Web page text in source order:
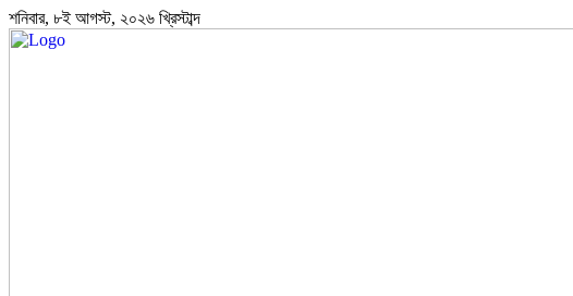
শনিবার, ৮ই আগস্ট, ২০২৬ খ্রিস্টাব্দ